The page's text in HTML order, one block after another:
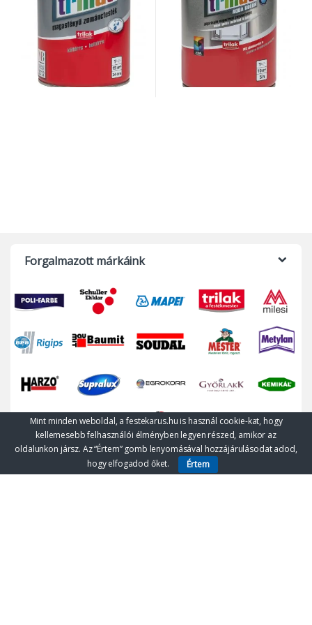
Forgalmazott márkáink
Mint minden weboldal, a festekarus.hu is használ cookie-kat, hogy
kellemesebb felhasználói élményben legyen részed, amikor az
oldalunkon jársz. Az “Értem” gomb lenyomásával hozzájárulásodat adod,
hogy elfogadod őket.
Értem